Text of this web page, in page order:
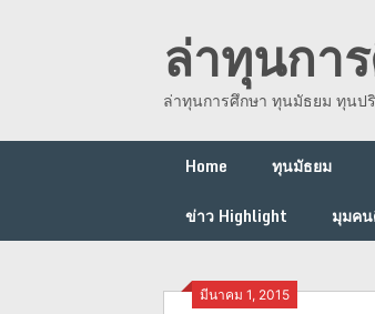
ล่าทุนกา
ล่าทุนการศึกษา ทุนมัธยม ทุนป
Home ทุนมัธยม
ข่าว Highlight
มุมค
มีนาคม 1, 2015